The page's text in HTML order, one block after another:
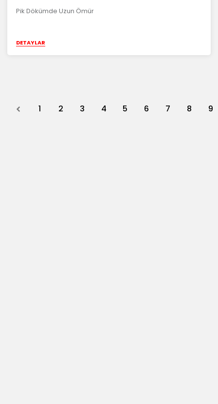
Pik Dökümde Uzun Ömür
DETAYLAR
Previous
1 2 3 4 5 6 7 8 9